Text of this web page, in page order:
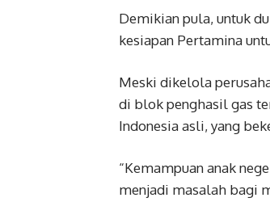
Demikian pula, untuk
kesiapan Pertamina
Meski dikelola
di blok penghasil gas
Indonesia asli, yang
“Kemampuan anak
menjadi masalah bagi